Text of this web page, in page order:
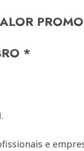
*
.
e